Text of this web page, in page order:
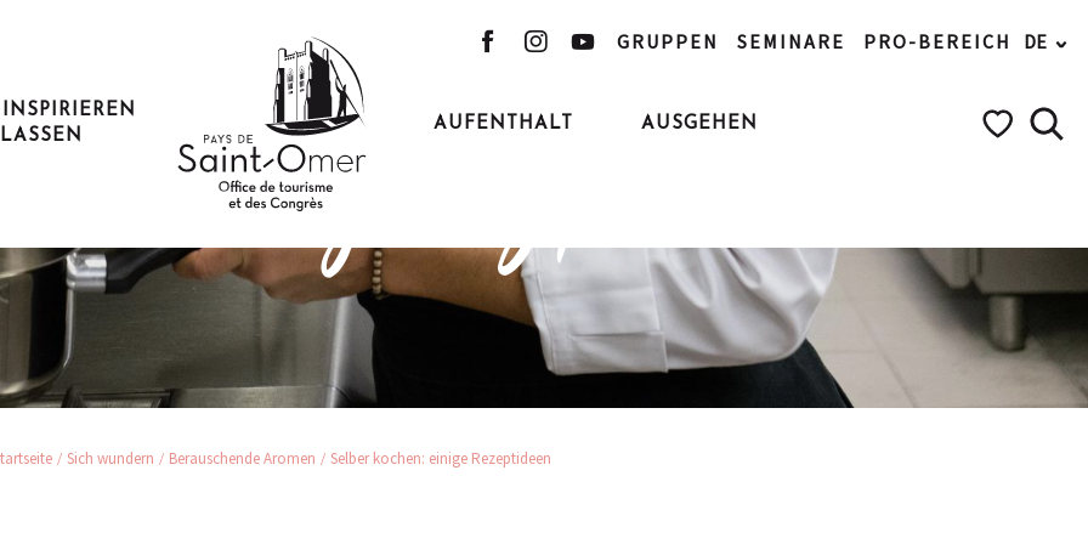
GRUPPEN SEMINARE PRO-BEREICH DE
LASSEN
AUFENTHALT AUSGEHEN
einige Rezeptideen
Sich wundern Berauschende Aromen Selber kochen: einige Rezeptideen